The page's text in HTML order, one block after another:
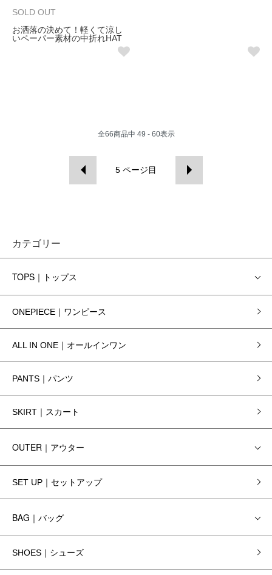
SOLD OUT
お洒落の決めて！軽くて涼し
いペーパー素材の中折れHAT
全66商品中 49 - 60表示
5 ページ目
カテゴリー
TOPS｜トップス
ONEPIECE｜ワンピース
ALL IN ONE｜オールインワン
PANTS｜パンツ
SKIRT｜スカート
OUTER｜アウター
SET UP｜セットアップ
BAG｜バッグ
SHOES｜シューズ